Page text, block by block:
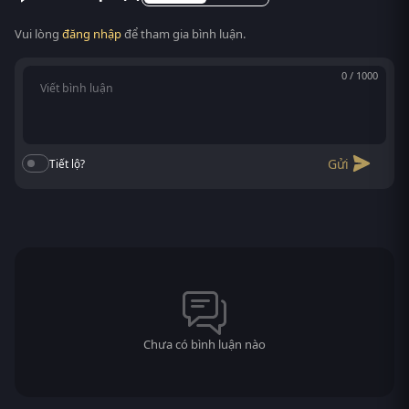
Vui lòng đăng nhậpđể tham gia bình luận.
0 / 1000
Tiết lộ? Gửi
Chưa có bình luận nào